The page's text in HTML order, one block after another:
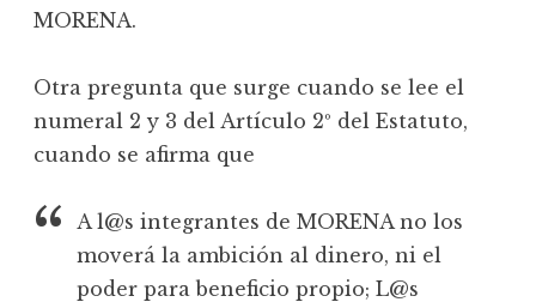
MORENA.
Otra pregunta que surge cuando se lee el
numeral 2 y 3 del Artículo 2º del Estatuto,
cuando se afirma que
A l@s integrantes de MORENA no los
moverá la ambición al dinero, ni el
poder para beneficio propio; L@s